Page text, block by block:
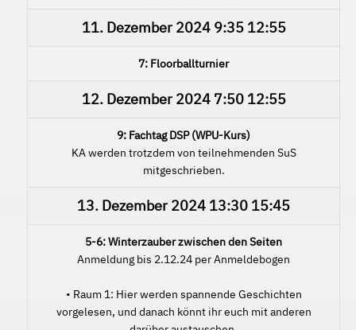
11. Dezember 20249:35 12:55
7: Floorballturnier
12. Dezember 20247:50 12:55
9: Fachtag DSP (WPU-Kurs)
KA werden trotzdem von teilnehmenden SuS
mitgeschrieben.
13. Dezember 2024 13:30 15:45
5-6: Winterzauber zwischen den Seiten
Anmeldung bis 2.12.24 per Anmeldebogen
• Raum 1: Hier werden spannende Geschichten
vorgelesen, und danach könnt ihr euch mit anderen